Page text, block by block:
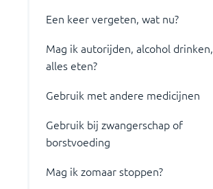
Een keer vergeten, wat nu?
Mag ik autorijden, alcohol drinken,
alles eten?
Gebruik met andere medicijnen
Gebruik bij zwangerschap of
borstvoeding
Mag ik zomaar stoppen?